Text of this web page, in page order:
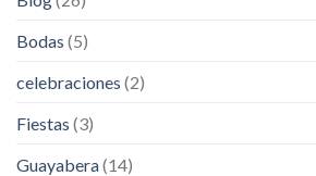
Bodas (5)
celebraciones (2)
Fiestas (3)
Guayabera(14)